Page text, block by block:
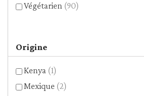
Végétarien (90)
Origine
Kenya (1)
Mexique (2)